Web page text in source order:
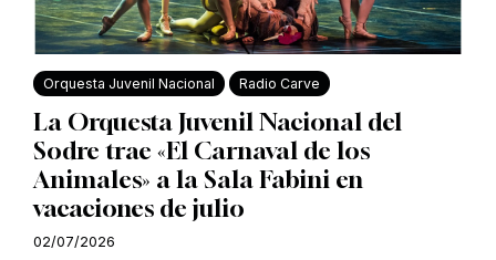
Orquesta Juvenil Nacional Radio Carve
La Orquesta Juvenil Nacional del
Sodre trae «El Carnaval de los
Animales» a la Sala Fabini en
vacaciones de julio
02/07/2026